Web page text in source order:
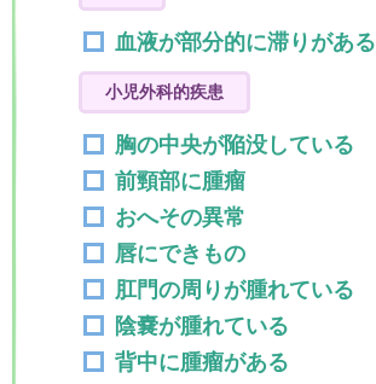
血液が部分的に滞りがある
小児外科的疾患
胸の中央が陥没している
前頸部に腫瘤
おへその異常
唇にできもの
肛門の周りが腫れている
陰嚢が腫れている
背中に腫瘤がある